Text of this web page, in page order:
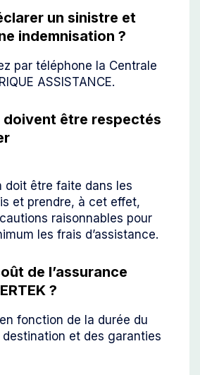
un sinistre et
indemnisation ?
par téléphone la Centrale
ASSISTANCE.
doivent être respectés
doit être faite dans les
et prendre, à cet effet,
raisonnables pour
les frais d’assistance.
de l’assurance
?
fonction de la durée du
et des garanties